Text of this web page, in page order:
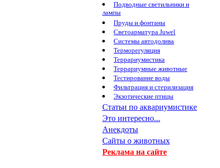
Подводные светильники и
лампы
Пруды и фонтаны
Светоарматура Juwel
Системы автодолива
Терморегуляция
Террариумистика
Террариумные животные
Тестирование воды
Фильтрация и стерилизация
Экзотические птицы
Статьи по аквариумистике
Это интересно...
Анекдоты
Сайты о животных
Реклама на сайте